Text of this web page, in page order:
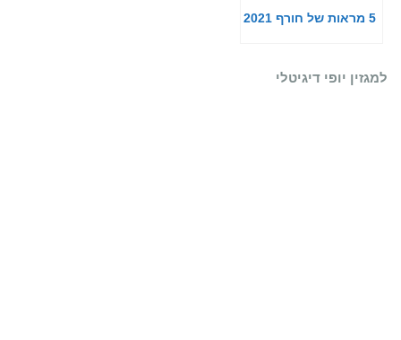
5 מראות של חורף 2021
למגזין יופי דיגיטלי